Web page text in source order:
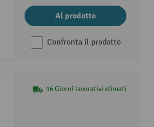
Al prodotto
Confronta il prodotto
16 Giorni lavorativi stimati